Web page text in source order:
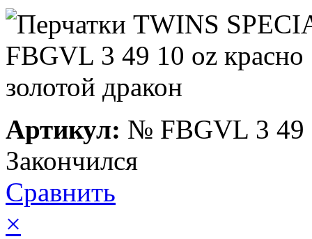
Артикул: № FBGVL 3 49
Закончился
Сравнить
×